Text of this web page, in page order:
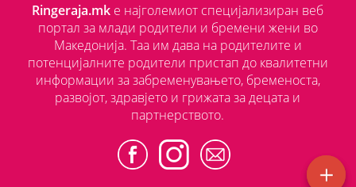
Ringeraja.mk е најголемиот специјализиран веб
портал за млади родители и бремени жени во
Македонија. Таа им дава на родителите и
потенцијалните родители пристап до квалитетни
информации за забременувањето, бременоста,
развојот, здравјето и грижата за децата и
партнерството.